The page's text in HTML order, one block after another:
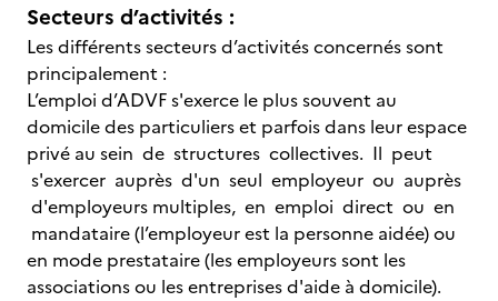
Secteurs d’activités :
Les différents secteurs d’activités concernés sont
principalement :
L’emploi d’ADVF s'exerce le plus souvent au
domicile des particuliers et parfois dans leur espace
privé au sein de structures collectives. Il peut
s'exercer auprès d'un seul employeur ou auprès
d'employeurs multiples, en emploi direct ou en
mandataire (l’employeur est la personne aidée) ou
en mode prestataire (les employeurs sont les
associations ou les entreprises d'aide à domicile).